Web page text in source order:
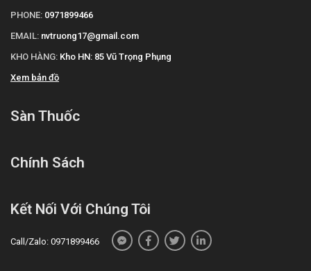
PHONE: 0971899466
EMAIL: nvtruong17@gmail.com
KHO HÀNG: Kho HN: 85 Vũ Trọng Phụng
Xem bản đồ
Sàn Thuốc
Chính Sách
Kết Nối Với Chúng Tôi
Call/Zalo: 0971899466